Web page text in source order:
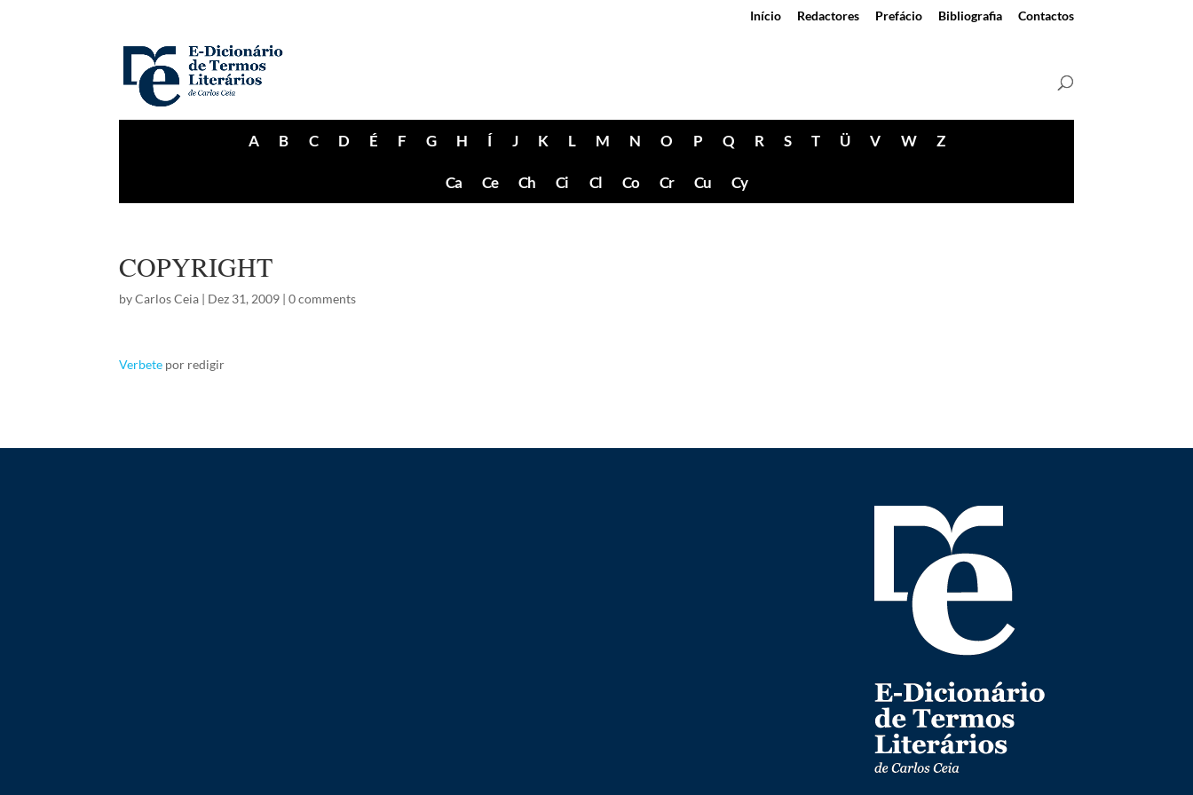
Início Redactores Prefácio Bibliografia Contactos
A B C D É F G H Í J K L M N O P Q R S T Ü V W Z
Ca Ce Ch Ci Cl Co Cr Cu Cy
COPYRIGHT
byCarlos Ceia | Dez 31, 2009 |0 comments
Verbete por redigir